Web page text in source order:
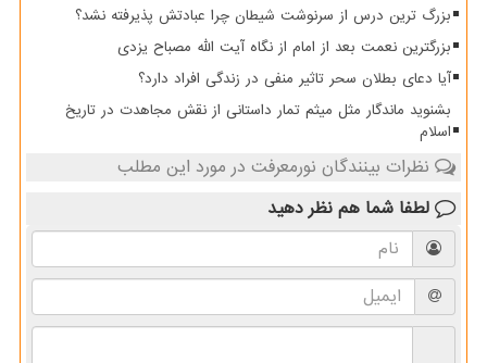
بزرگ ترین درس از سرنوشت شیطان چرا عبادتش پذیرفته نشد؟
بزرگترین نعمت بعد از امام از نگاه آیت الله مصباح یزدی
آیا دعای بطلان سحر تاثیر منفی در زندگی افراد دارد؟
بشنوید ماندگار مثل میثم تمار داستانی از نقش مجاهدت در تاریخ
اسلام
نظرات بینندگان نورمعرفت در مورد این مطلب
لطفا شما هم نظر دهید